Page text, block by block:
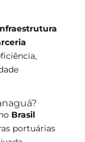
Brasil
portuárias